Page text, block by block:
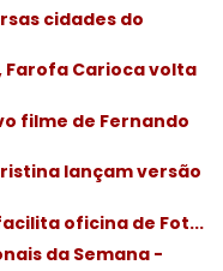
cidades do
Farofa Carioca volta
filme de Fernando
lançam versão
oficina de Fot...
da Semana -